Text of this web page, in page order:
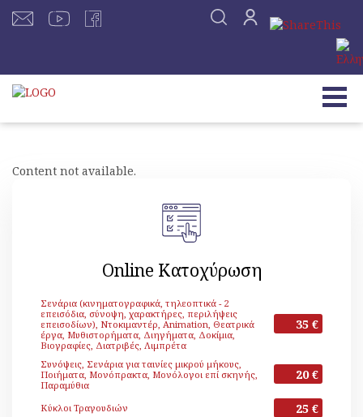
Content not available.
Online Κατοχύρωση
Σενάρια (κινηματογραφικά, τηλεοπτικά - 2
επεισόδια, σύνοψη, χαρακτήρες, περιλήψεις
επεισοδίων), Ντοκιμαντέρ, Animation, Θεατρικά
έργα, Μυθιστορήματα, Διηγήματα, Δοκίμια,
Βιογραφίες, Διατριβές, Λιμπρέτα
35 €
Συνόψεις, Σενάρια για ταινίες μικρού μήκους,
Ποιήματα, Μονόπρακτα, Μονόλογοι επί σκηνής,
Παραμύθια
20 €
Κύκλοι Τραγουδιών 25 €